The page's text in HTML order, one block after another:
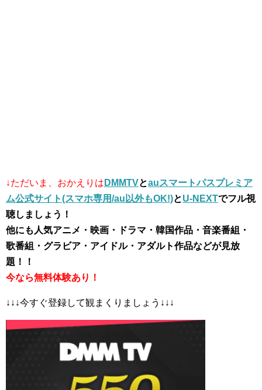
↓ただいま、おかえりは DMMTVとauスマートパスプレミア
ム公式サイト(スマホ専用/au以外もOK!)とU-NEXTでフル視
聴しましょう！
他にも人気アニメ・映画・ドラマ・韓国作品・音楽番組・
歌番組・グラビア・アイドル・アダルト作品などが見放
題！！
今なら無料体験あり！
↓↓↓今すぐ登録して観まくりましょう↓↓↓